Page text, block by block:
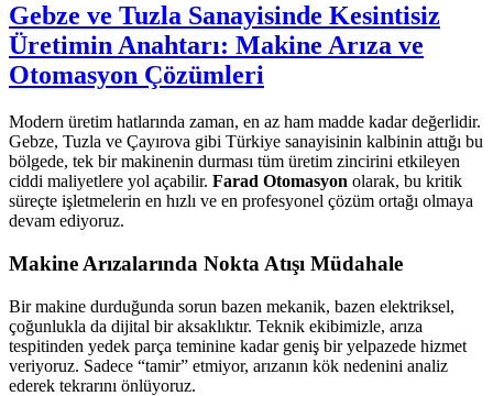
Gebze ve Tuzla Sanayisinde Kesintisiz
Üretimin Anahtarı: Makine Arıza ve
Otomasyon Çözümleri
Modern üretim hatlarında zaman, en az ham madde kadar değerlidir.
Gebze, Tuzla ve Çayırova gibi Türkiye sanayisinin kalbinin attığı bu
bölgede, tek bir makinenin durması tüm üretim zincirini etkileyen
ciddi maliyetlere yol açabilir. Farad Otomasyon olarak, bu kritik
süreçte işletmelerin en hızlı ve en profesyonel çözüm ortağı olmaya
devam ediyoruz.
Makine Arızalarında Nokta Atışı Müdahale
Bir makine durduğunda sorun bazen mekanik, bazen elektriksel,
çoğunlukla da dijital bir aksaklıktır. Teknik ekibimizle, arıza
tespitinden yedek parça teminine kadar geniş bir yelpazede hizmet
veriyoruz. Sadece “tamir” etmiyor, arızanın kök nedenini analiz
ederek tekrarını önlüyoruz.